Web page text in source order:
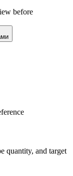
before
quantity, and target